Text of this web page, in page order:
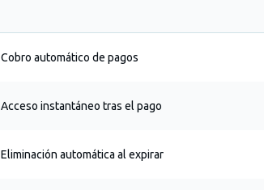
Cobro automático de pagos
Acceso instantáneo tras el pago
Eliminación automática al expirar